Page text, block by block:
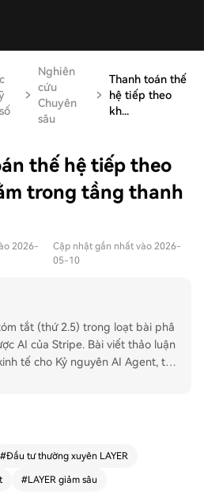
Nghiên
cứu
Chuyên
sâu
Thanh toán thế
hệ tiếp theo
kh...
thế hệ tiếp theo
trong tầng thanh
2026-
Cập nhật gần nhất vào 2026-
05-10
tắt (thứ 2.5) trong loạt bài phâ
AI của Stripe. Bài viết thảo luận
tế cho Kỷ nguyên AI Agent, tập
dịch mới. AI Agent chính là kịc
tế Agent. KYA không ph
#Đầu tư thường xuyên LAYER
#LAYER giảm sâu